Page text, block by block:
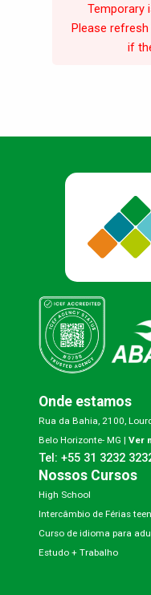
Temporary
Please
if
Onde estamos
Rua da Bahia, 2100,
Belo Horizonte- MG | Ver
Tel: +55 31 3232
Nossos Cursos
High School
Intercâmbio de Férias teen
Curso de idioma para
Estudo + Trabalho